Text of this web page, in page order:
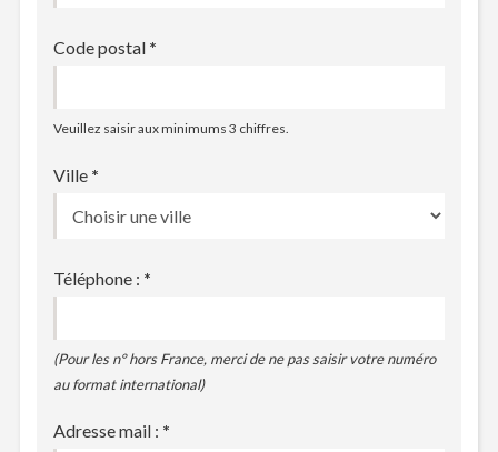
Code postal *
Veuillez saisir aux minimums 3 chiffres.
Ville *
Téléphone : *
(Pour les n° hors France, merci de ne pas saisir votre numéro
au format international)
Adresse mail : *